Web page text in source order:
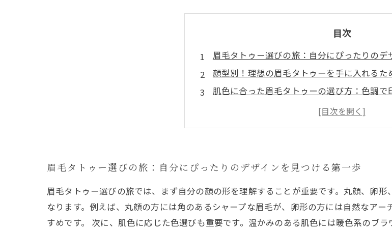
目次
眉毛タトゥー選びの旅：自分にぴったりの
顔型別！理想の眉毛タトゥーを手に入れるた
肌色に合った眉毛タトゥーの選び方：色調で
施術方法の違いと選び方：自分に合った施術
眉毛タトゥー施術後のケア法：美しい仕上が
自信に満ちた新しい自分へ！眉毛タトゥーの
眉毛タトゥー選びの旅：自分にぴったりのデザインを見つける第一歩
眉毛タトゥー選びの旅では、まず自分の顔の形を理解することが重要です。丸顔、卵
なります。例えば、丸顔の方には角のあるシャープな眉毛が、卵形の方には自然なア
すめです。 次に、肌色に応じた色選びも重要です。温かみのある肌色には暖色系のブ